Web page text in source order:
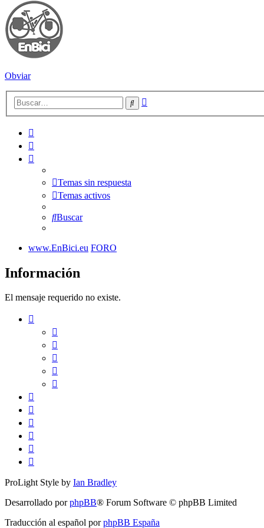
Obviar
Buscar
Temas sin respuesta
Temas activos
Buscar
www.EnBici.eu FORO
Información
El mensaje requerido no existe.
ProLight Style by Ian Bradley
Desarrollado porphpBB® Forum Software © phpBB Limited
Traducción al español porphpBB España